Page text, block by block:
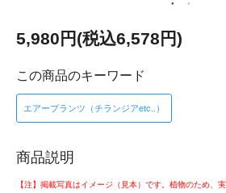
5,980円(税込6,578円)
この商品のキーワード
エアープランツ（チランジアetc..）
商品説明
【注】掲載写真はイメージ（見本）です。植物のため、